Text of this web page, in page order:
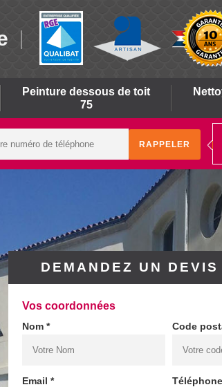
Peinture dessous de toit
75
DEMANDEZ UN DEVIS
Vos coordonnées
Nom * Code
Email *